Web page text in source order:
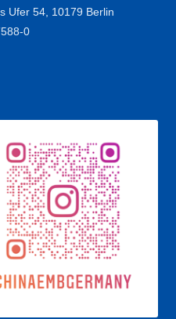
Ufer 54, 10179 Berlin
0